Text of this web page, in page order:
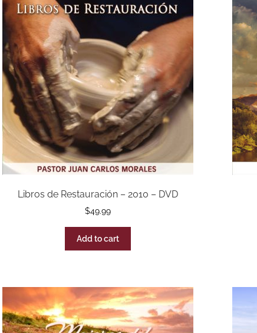
Libros de Restauración – 2010 – DVD
$49.99
Add to cart